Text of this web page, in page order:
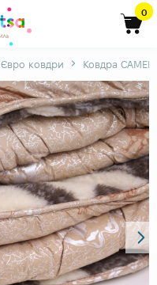
0
Євро ковдри Ковдра